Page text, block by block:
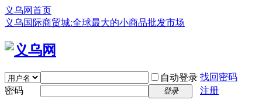
义乌网首页
义乌国际商贸城:全球最大的小商品批发市场
自动登录 找回密码
密码
登录 注册